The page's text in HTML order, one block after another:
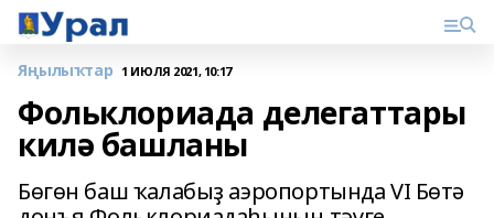
Яңылыҡтар 1 ИЮЛЯ 2021, 10:17
Фольклориада делегаттары
килә башланы
Бөгөн баш ҡалабыҙ аэропортында VI Бөтә